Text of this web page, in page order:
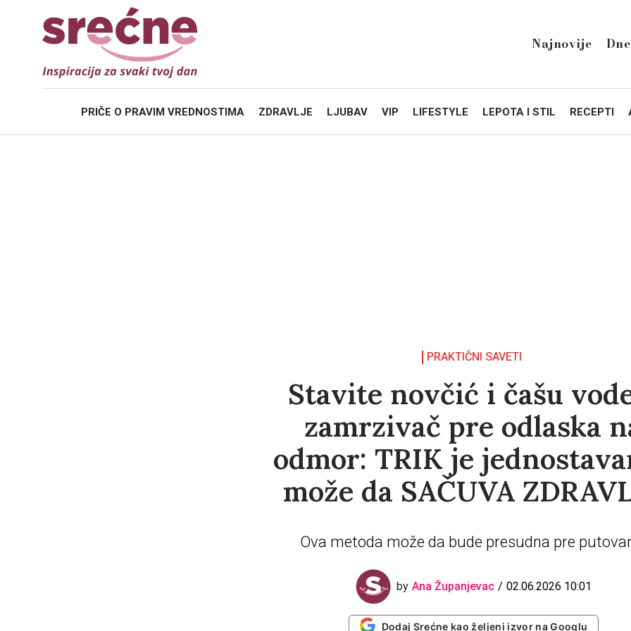
Najnovije
PRIČE O PRAVIM VREDNOSTIMA ZDRAVLJE LJUBAV VIP LIFESTYLE LEPOTA I STIL RECEPTI
PRAKTIČNI SAVETI
Stavite novčić i čašu
zamrzivač pre odlaska
odmor: TRIK je
može da SAČUVA
Ova metoda može da bude presudna pre
by Ana Županjevac 02.06.2026 10:01
Dodaj Srećne kao željeni izvor na Googlu